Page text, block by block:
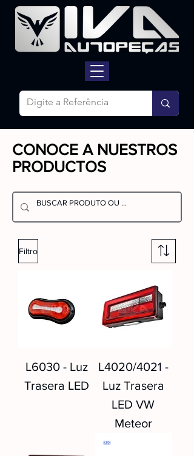
CONOCE A NUESTROS
PRODUCTOS
Filtro
L6030 - Luz
Trasera LED
L4020/4021 -
Luz Trasera
LED VW
Meteor